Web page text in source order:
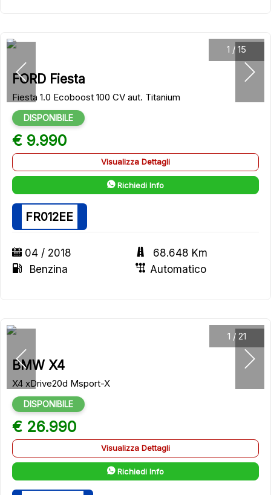
1 / 15
FORD Fiesta
Fiesta 1.0 Ecoboost 100 CV aut. Titanium
DISPONIBILE
€ 9.990
Visualizza Dettagli
Richiedi Info
FR012EE
04 / 2018
68.648 Km
Benzina
Automatico
1 / 21
BMW X4
X4 xDrive20d Msport-X
DISPONIBILE
€ 26.990
Visualizza Dettagli
Richiedi Info